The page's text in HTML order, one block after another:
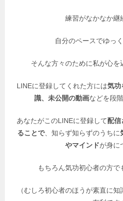
練習がなかなか継
自分のペースでゆっ
そんな方々のために私が心を
LINEに登録してくれた方には気功
識、未公開の動画などを段
あなたがこのLINEに登録して配信
ることで、知らず知らずのうちに
やマインドが身に
もちろん気功初心者の方で
（むしろ初心者のほうが素直に